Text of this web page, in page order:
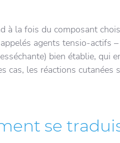
à la fois du composant
agents tensio-actifs
bien établie, qui
cas, les réactions cutanées
se